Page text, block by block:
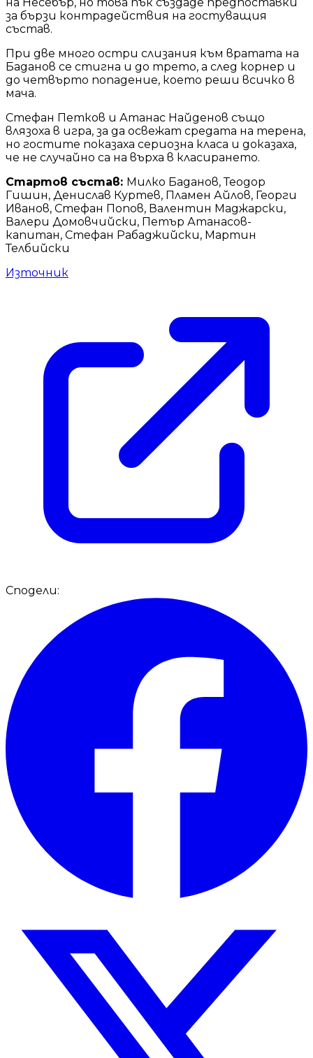
за бързи контрадействия на гостуващия
състав.
При две много остри слизания към вратата на
Баданов се стигна и до трето, а след корнер и
до четвърто попадение, което реши всичко в
мача.
Стефан Петков и Атанас Найденов също
влязоха в игра, за да освежат средата на терена,
но гостите показаха сериозна класа и доказаха,
че не случайно са на върха в класирането.
Стартов състав: Милко Баданов, Теодор
Гишин, Денислав Куртев, Пламен Айлов, Георги
Иванов, Стефан Попов, Валентин Маджарски,
Валери Домовчийски, Петър Атанасов-
капитан, Стефан Рабаджийски, Мартин
Телбийски
Източник
Сподели: